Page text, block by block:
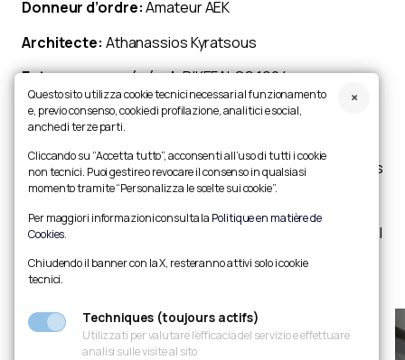
Donneur d’ordre:Amateur AEK
Architecte: Athanassios Kyratsous
Entrepreneur général:DIKEFALOS 1924
KATASKEVASTIKI AE
Capacité:30.500 places assises
Description:quatre treillis principaux suspendus à des
poteaux d’angle tiennent les poutres radiales de
hauteur variable qui soutiennent la couverture. La
structure mesure 180 m x 133 m avec une hauteur au sol
de 27 m.
Questo sito utilizza cookie tecnici necessari al funzionamento
e, previo consenso, cookie di profilazione, analitici e social,
anche di terze parti.
Cliccando su “Accetta tutto”, acconsenti all’uso di tutti i cookie
non tecnici. Puoi gestire o revocare il consenso in qualsiasi
momento tramite “Personalizza le scelte sui cookie”.
Per maggiori informazioni consulta la Politique en matière de
Cookies.
Chiudendo il banner con la X, resteranno attivi solo i cookie
tecnici.
Techniques (toujours actifs)
Utilizzati per valutare l’efficacia del servizio e effettuare
analisi sulle visite al sito